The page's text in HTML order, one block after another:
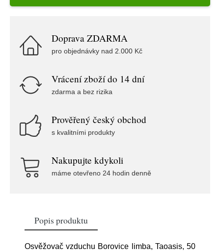
Doprava ZDARMA
pro objednávky nad 2.000 Kč
Vrácení zboží do 14 dní
zdarma a bez rizika
Prověřený český obchod
s kvalitními produkty
Nakupujte kdykoli
máme otevřeno 24 hodin denně
Popis produktu
Osvěžovač vzduchu Borovice limba, Taoasis, 50